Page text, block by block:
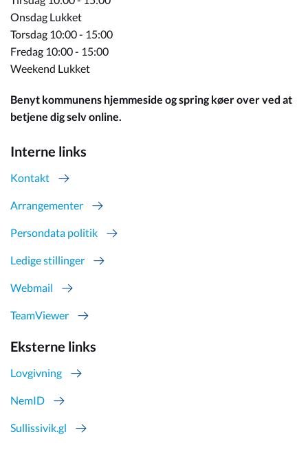
Onsdag Lukket
Torsdag 10:00 - 15:00
Fredag 10:00 - 15:00
Weekend Lukket
Benyt kommunens hjemmeside og spring køer over ved at
betjene dig selv online.
Interne links
Kontakt
Arrangementer
Persondata politik
Ledige stillinger
Webmail
TeamViewer
Eksterne links
Lovgivning
NemID
Sullissivik.gl